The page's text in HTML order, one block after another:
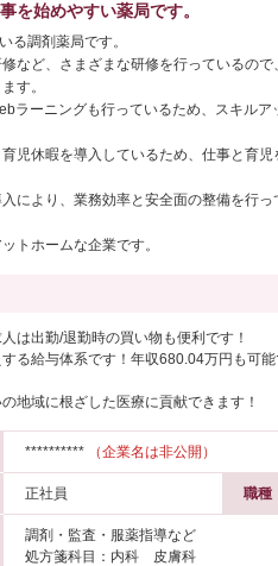
を始めやすい薬局です。
る調剤薬局です。
など、さまざまな研修を行っているので、
す。
ラーニングも行っているため、スキルア
児休暇を導入しているため、仕事と育児
により、業務効率と安全面の整備を行っ
トホームな企業です。
は出勤/退勤時の買い物も便利です！
る給与体系です！年収680.04万円も可能
地域に根ざした医療に貢献できます！
********** （企業名は非公開）
正社員 職種
調剤・監査・服薬指導など
処方箋科目：内科 皮膚科